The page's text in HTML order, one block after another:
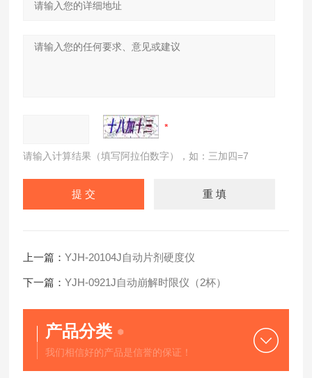
请输入计算结果（填写阿拉伯数字），如：三加四=7
上一篇：YJH-20104J自动片剂硬度仪
下一篇：YJH-0921J自动崩解时限仪（2杯）
产品分类
我们相信好的产品是信誉的保证！